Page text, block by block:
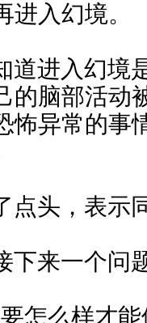
进入幻境。
进入幻境
的脑部活动
怖异常的事
点头，表示
来一个问
怎么样才能